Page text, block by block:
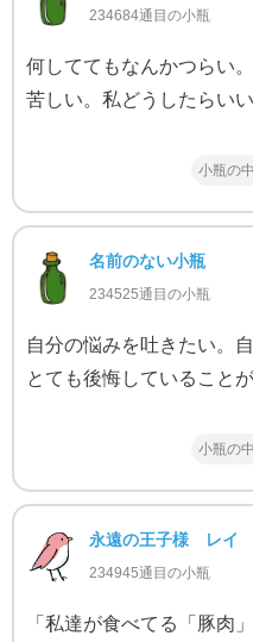
234684通目の小瓶
何しててもなんかつらい
苦しい。私どうしたらい
小瓶の
名前のない小瓶
234525通目の小瓶
自分の悩みを吐きたい。
とても後悔していることが
小瓶の
永遠の王子様 レイ
234945通目の小瓶
「私達が食べてる「豚肉